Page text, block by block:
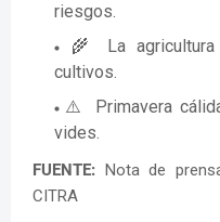
riesgos.
🌾 La
cultivos.
⚠️ Primavera
vides.
FUENTE: Nota de
CITRA